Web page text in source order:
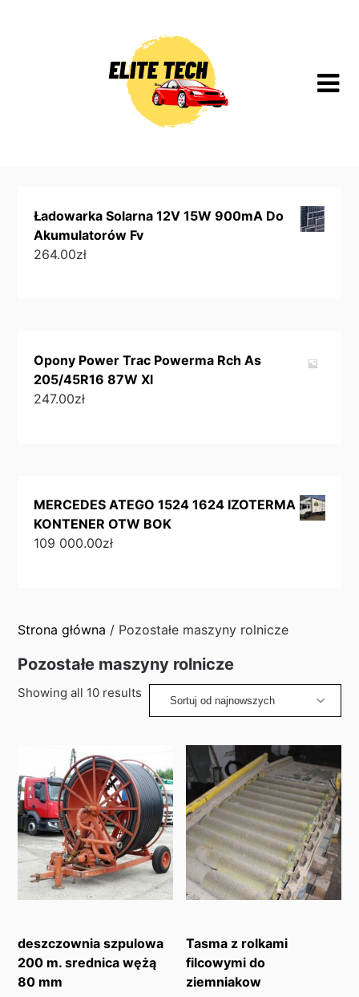
Ładowarka Solarna 12V 15W 900mA Do
Akumulatorów Fv
264.00zł
Opony Power Trac Powerma Rch As
205/45R16 87W Xl
247.00zł
MERCEDES ATEGO 1524 1624 IZOTERMA
KONTENER OTW BOK
109 000.00zł
Strona główna / Pozostałe maszyny rolnicze
Pozostałe maszyny rolnicze
Showing all 10 results
deszczownia szpulowa
200 m. srednica wężą
80 mm
Tasma z rolkami
filcowymi do
ziemniakow